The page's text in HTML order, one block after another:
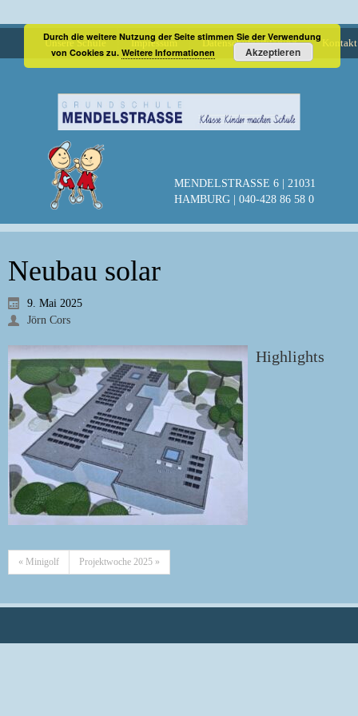
Unsere Schule Impressum Datenschutzerklärung Kontakt
MENDELSTRASSE 6 | 21031
HAMBURG | 040-428 86 58 0
Neubau solar
9. Mai 2025
Jörn Cors
Highlights
« Minigolf Projektwoche 2025 »
Durch die weitere Nutzung der Seite stimmen Sie der Verwendung
von Cookies zu. Weitere Informationen Akzeptieren